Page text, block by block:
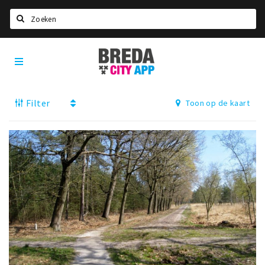
Home
Deals
Nieuws, interviews & blogs
Eten
Drinken
Slapen
Recreatief
Winkels
Breda
City
App
Filter Toon op de kaart